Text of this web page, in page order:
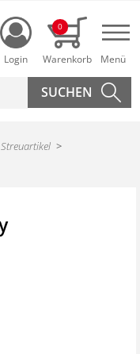
Login
0
Streuartikel